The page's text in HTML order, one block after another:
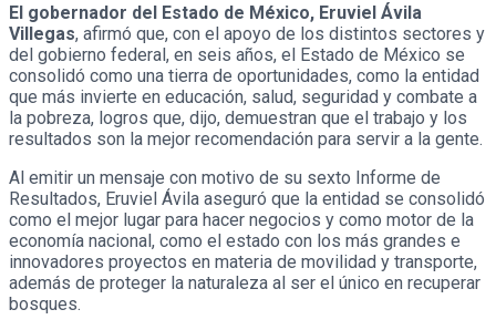
El gobernador del Estado de México, Eruviel Ávila
Villegas, afirmó que, con el apoyo de los distintos sectores y
del gobierno federal, en seis años, el Estado de México se
consolidó como una tierra de oportunidades, como la entidad
que más invierte en educación, salud, seguridad y combate a
la pobreza, logros que, dijo, demuestran que el trabajo y los
resultados son la mejor recomendación para servir a la gente.
Al emitir un mensaje con motivo de su sexto Informe de
Resultados, Eruviel Ávila aseguró que la entidad se consolidó
como el mejor lugar para hacer negocios y como motor de la
economía nacional, como el estado con los más grandes e
innovadores proyectos en materia de movilidad y transporte,
además de proteger la naturaleza al ser el único en recuperar
bosques.